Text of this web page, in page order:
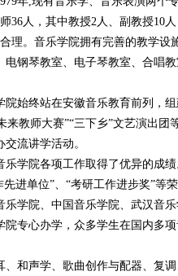
36人，其中教授2人、副教授10
理。音乐学院拥有完善的教学设
钢琴教室、电子琴教室、合唱
始终站在安徽音乐教育前列，组
来教师大赛”“三下乡”文艺演出
流讲学活动。
院各项工作取得了优异的成绩
进单位”、“考研工作进步奖”等
乐学院、中国音乐学院、武汉音
专心办学，众多学生在国内多
声学、歌曲创作与配器、复调